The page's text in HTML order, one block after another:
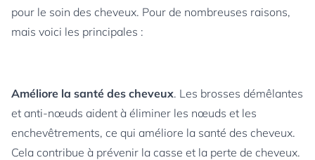
pour le soin des cheveux. Pour de nombreuses raisons,
mais voici les principales :
Améliore la santé des cheveux. Les brosses démêlantes
et anti-nœuds aident à éliminer les nœuds et les
enchevêtrements, ce qui améliore la santé des cheveux.
Cela contribue à prévenir la casse et la perte de cheveux.